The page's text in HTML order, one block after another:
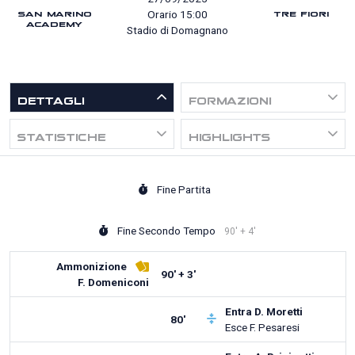
Orario 15:00
Stadio di Domagnano
DETTAGLI FORMAZIONI
STATISTICHE HIGHLIGHTS
Fine Partita
Fine Secondo Tempo 90' + 4'
Ammonizione
F. Domeniconi
90' + 3'
80'
Entra D. Moretti
EsceF. Pesaresi